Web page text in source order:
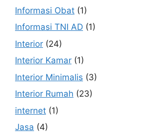
Informasi Obat (1)
Informasi TNI AD (1)
Interior (24)
Interior Kamar (1)
Interior Minimalis (3)
Interior Rumah (23)
internet (1)
Jasa (4)